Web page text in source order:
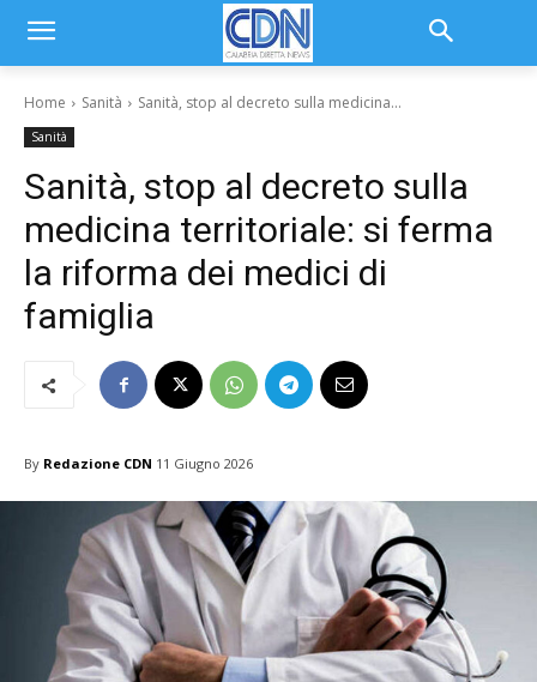
Home Sanità Sanità, stop al decreto sulla medicina...
Sanità
Sanità, stop al decreto sulla
medicina territoriale: si ferma
la riforma dei medici di
famiglia
By Redazione CDN 11 Giugno 2026